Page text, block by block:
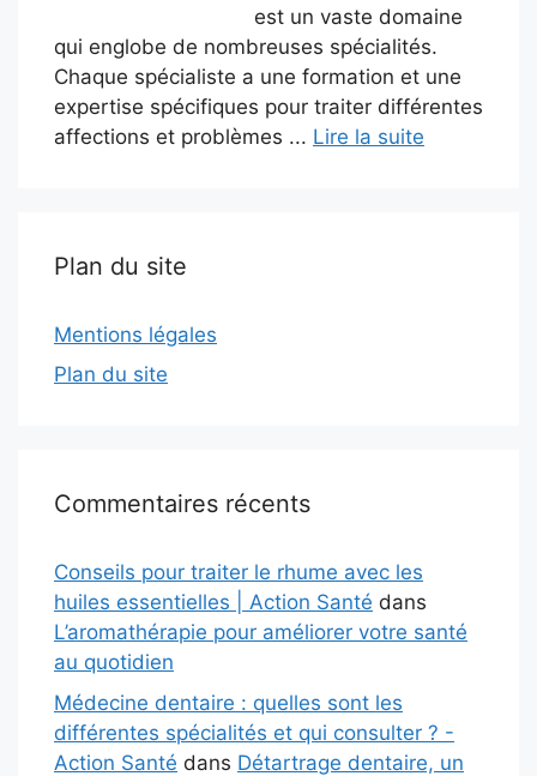
est un vaste domaine
qui englobe de nombreuses spécialités.
Chaque spécialiste a une formation et une
expertise spécifiques pour traiter différentes
affections et problèmes ... Lire la suite
Plan du site
Mentions légales
Plan du site
Commentaires récents
Conseils pour traiter le rhume avec les
huiles essentielles | Action Santé dans
L’aromathérapie pour améliorer votre santé
au quotidien
Médecine dentaire : quelles sont les
différentes spécialités et qui consulter ? -
Action Santé dans Détartrage dentaire, un